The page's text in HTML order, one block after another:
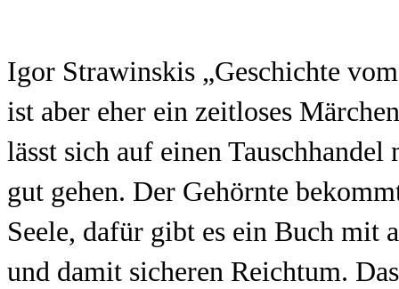
Igor Strawinskis „Geschichte
ist aber eher ein zeitloses
lässt sich auf einen
gut gehen. Der Gehörnte
Seele, dafür gibt es ein Buch
und damit sicheren Reichtum.